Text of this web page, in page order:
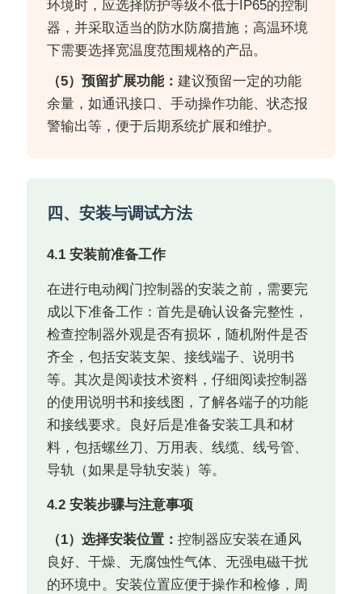
环境时，应选择防护等级不低于IP65的控制
器，并采取适当的防水防腐措施；高温环境
下需要选择宽温度范围规格的产品。
（5）预留扩展功能：建议预留一定的功能
余量，如通讯接口、手动操作功能、状态报
警输出等，便于后期系统扩展和维护。
四、安装与调试方法
4.1 安装前准备工作
在进行电动阀门控制器的安装之前，需要完
成以下准备工作：首先是确认设备完整性，
检查控制器外观是否有损坏，随机附件是否
齐全，包括安装支架、接线端子、说明书
等。其次是阅读技术资料，仔细阅读控制器
的使用说明书和接线图，了解各端子的功能
和接线要求。良好后是准备安装工具和材
料，包括螺丝刀、万用表、线缆、线号管、
导轨（如果是导轨安装）等。
4.2 安装步骤与注意事项
（1）选择安装位置：控制器应安装在通风
良好、干燥、无腐蚀性气体、无强电磁干扰
的环境中。安装位置应便于操作和检修，周